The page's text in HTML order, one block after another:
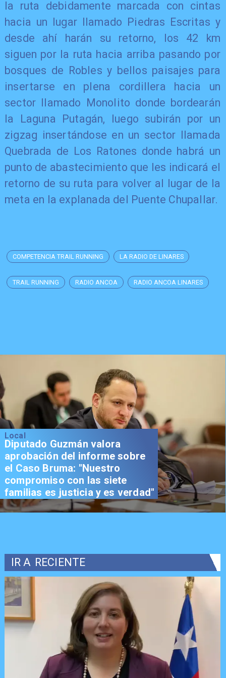
la ruta debidamente marcada con cintas
hacia un lugar llamado Piedras Escritas y
desde ahí harán su retorno, los 42 km
siguen por la ruta hacia arriba pasando por
bosques de Robles y bellos paisajes para
insertarse en plena cordillera hacia un
sector llamado Monolito donde bordearán
la Laguna Putagán, luego subirán por un
zigzag insertándose en un sector llamada
Quebrada de Los Ratones donde habrá un
punto de abastecimiento que les indicará el
retorno de su ruta para volver al lugar de la
meta en la explanada del Puente Chupallar.
COMPETENCIA TRAIL RUNNING LA RADIO DE LINARES
TRAIL RUNNING RADIO ANCOA RADIO ANCOA LINARES
Local
Diputado Guzmán valora
aprobación del informe sobre
el Caso Bruma: "Nuestro
compromiso con las siete
familias es justicia y es verdad"
IR A RECIENTE